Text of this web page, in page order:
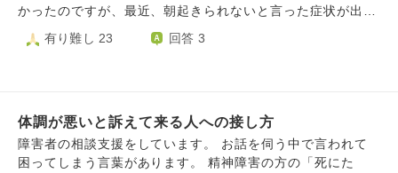
うことができないし、理解しようというより正してやろうと
い言動を取ると、激しく怒鳴り、暴言や時には暴力に発展し
だと思います。今回休職するのも最初は私にだけ連絡がきま
した。娘は戻ってきて開口一番、こんなことになってごめん
なさい、怒らないでくださいと夫に言っていました。 娘の
かったのですが、最近、朝起きられないと言った症状が出始
めて来ました。 私は派遣社員として勤務しており、以前勤
務させて頂いていた企業で、脱力の発作が頻繁に起こる様に
がない、起立性調節障害による脱力発作と言うことが分かり
ました。ですが、それでは、企業には納得して頂けず、更に
病名、原因、対策法の究明が出来るまで出勤を止められてい
有り難し 23 回答 3
体調が悪いと訴えて来る人への接し方
障害者の相談支援をしています。 お話を伺う中で言われて
困ってしまう言葉があります。 精神障害の方の「死にた